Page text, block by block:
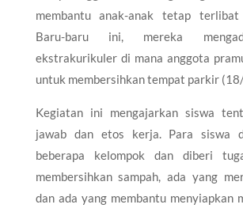
membantu anak-anak tetap
Baru-baru ini, mereka
ekstrakurikuler di mana anggota
untuk membersihkan tempat parkir
Kegiatan ini mengajarkan siswa
jawab dan etos kerja. Para siswa
beberapa kelompok dan diberi
membersihkan sampah, ada yang
dan ada yang membantu menyiapkan